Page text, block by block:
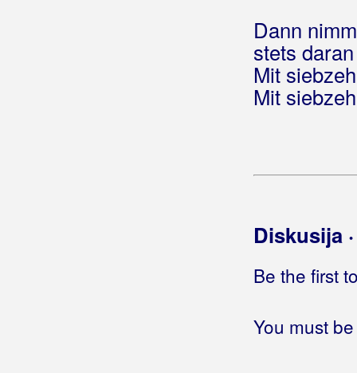
Dann
stets daran
Mit
Mit
Diskusija
Be the first
You must